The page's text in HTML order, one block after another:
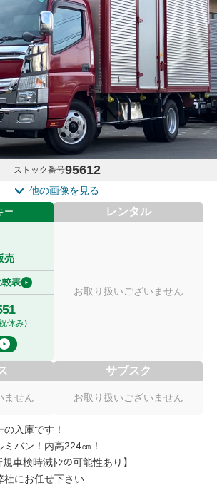
ストック番号95612
他の画像を見る
ー
売
較表
休み)
レンタル
お取り扱いございません
ません
サブスク
お取り扱いございません
入庫です！
バン！内高224㎝！
車検時減ﾄﾝの可能性あり】
社にお任せ下さい